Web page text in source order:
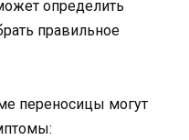
определить
правильное
переносицы могут